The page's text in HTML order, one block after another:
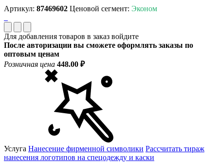
Артикул: 87469602 Ценовой сегмент: Эконом
Для добавления товаров в заказ войдите
После авторизации вы сможете оформлять заказы по
оптовым ценам
Розничная цена 448.00 ₽
Услуга Нанесение фирменной символики Рассчитать тираж
нанесения логотипов на спецодежду и каски